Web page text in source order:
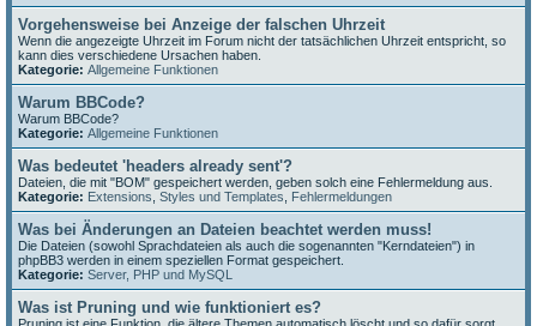
Vorgehensweise bei Anzeige der falschen Uhrzeit
Wenn die angezeigte Uhrzeit im Forum nicht der tatsächlichen Uhrzeit entspricht, so
kann dies verschiedene Ursachen haben.
Kategorie: Allgemeine Funktionen
Warum BBCode?
Warum BBCode?
Kategorie: Allgemeine Funktionen
Was bedeutet 'headers already sent'?
Dateien, die mit "BOM" gespeichert werden, geben solch eine Fehlermeldung aus.
Kategorie: Extensions Styles und Templates Fehlermeldungen
Was bei Änderungen an Dateien beachtet werden muss!
Die Dateien (sowohl Sprachdateien als auch die sogenannten "Kerndateien") in
phpBB3 werden in einem speziellen Format gespeichert.
Kategorie: Server, PHP und MySQL
Was ist Pruning und wie funktioniert es?